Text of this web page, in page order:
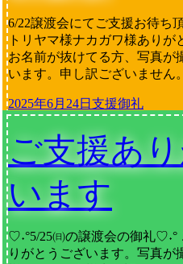
6/22譲渡会にてご支援お待ち
トリヤマ様ナカガワ様あり
お名前が抜けてる方、写真が
います。申し訳ございませ
2025年6月24日 支援御礼
ご支援あ
います
♡˖°5/25㈰の譲渡会の御礼
りがとうございます。写真が